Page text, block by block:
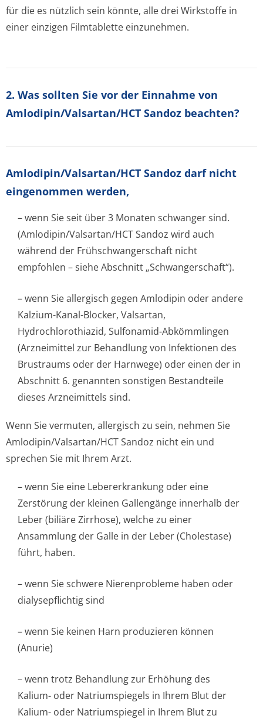
für die es nützlich sein könnte, alle drei Wirkstoffe in
einer einzigen Filmtablette einzunehmen.
2. Was sollten Sie vor der Einnahme von
Amlodipin/Valsartan/HCT Sandoz beachten?
Amlodipin/Val­sartan/HCT Sandoz darf nicht
eingenommen werden,
– wenn Sie seit über 3 Monaten schwanger sind.
(Amlodipin/Val­sartan/HCT Sandoz wird auch
während der Frühschwangerschaft nicht
empfohlen – siehe Abschnitt „Schwangerschaft“).
– wenn Sie allergisch gegen Amlodipin oder andere
Kalzium-Kanal-Blocker, Valsartan,
Hydrochlorothiazid, Sulfonamid-Abkömmlingen
(Arzneimittel zur Behandlung von Infektionen des
Brustraums oder der Harnwege) oder einen der in
Abschnitt 6. genannten sonstigen Bestandteile
dieses Arzneimittels sind.
Wenn Sie vermuten, allergisch zu sein, nehmen Sie
Amlodipin/Val­sartan/HCT Sandoz nicht ein und
sprechen Sie mit Ihrem Arzt.
– wenn Sie eine Lebererkrankung oder eine
Zerstörung der kleinen Gallengänge innerhalb der
Leber (biliäre Zirrhose), welche zu einer
Ansammlung der Galle in der Leber (Cholestase)
führt, haben.
– wenn Sie schwere Nierenprobleme haben oder
dialysepflichtig sind
– wenn Sie keinen Harn produzieren können
(Anurie)
– wenn trotz Behandlung zur Erhöhung des
Kalium- oder Natriumspiegels in Ihrem Blut der
Kalium- oder Natriumspiegel in Ihrem Blut zu